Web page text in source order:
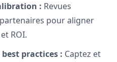
: Revues
pour aligner
ROI.
practices : Captez et